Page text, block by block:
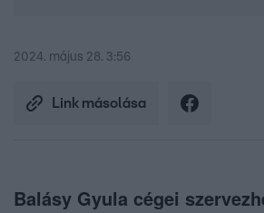
2024. május 28. 3:56
Link másolása
Balásy Gyula cégei